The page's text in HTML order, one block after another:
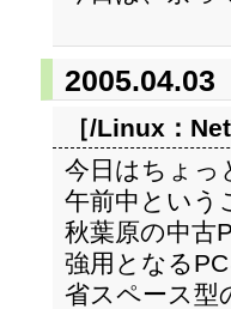
2005.04.03
［/Linux：
今日はちょっ
午前中という
秋葉原の中古
強用となるPC
省スペース型